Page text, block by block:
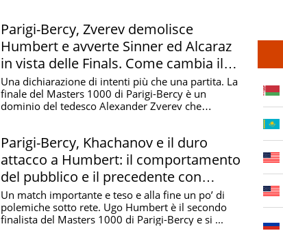
Parigi-Bercy, Zverev demolisce
Humbert e avverte Sinner ed Alcaraz
in vista delle Finals. Come cambia il
ranking ATP
Una dichiarazione di intenti più che una partita. La
finale del Masters 1000 di Parigi-Bercy è un
dominio del tedesco Alexander Zverev che
Parigi-Bercy, Khachanov e il duro
attacco a Humbert: il comportamento
del pubblico e il precedente con
Sinner
Un match importante e teso e alla fine un po’ di
polemiche sotto rete. Ugo Humbert è il secondo
finalista del Masters 1000 di Parigi-Bercy e si ...